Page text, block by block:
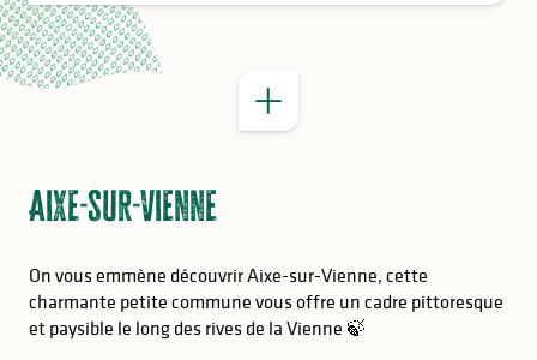
Aixe-sur-Vienne
On vous emmène découvrir Aixe-sur-Vienne, cette
charmante petite commune vous offre un cadre pittoresque
et paysible le long des rives de la Vienne 🍃